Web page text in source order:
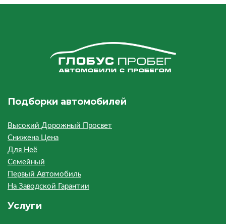
Подборки автомобилей
Высокий Дорожный Просвет
Снижена Цена
Для Неё
Семейный
Первый Автомобиль
На Заводской Гарантии
Услуги